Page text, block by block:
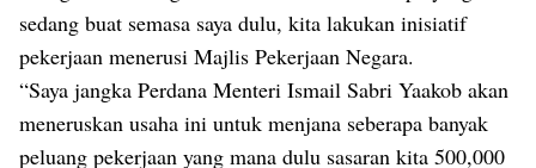
sedang buat semasa saya dulu, kita lakukan inisiatif
pekerjaan menerusi Majlis Pekerjaan Negara.
“Saya jangka Perdana Menteri Ismail Sabri Yaakob akan
meneruskan usaha ini untuk menjana seberapa banyak
peluang pekerjaan yang mana dulu sasaran kita 500,000